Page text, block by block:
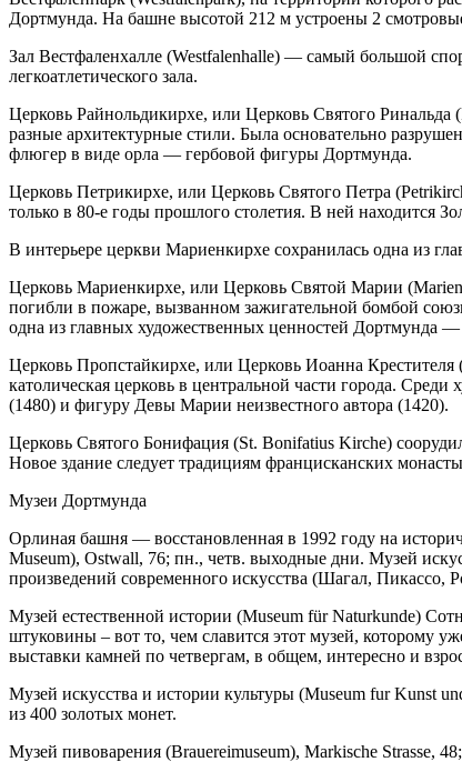
Дортмунда. На башне высотой 212 м устроены 2
Зал Вестфаленхалле (Westfalenhalle) — самый большой
легкоатлетического зала.
Церковь Райнольдикирхе, или Церковь Святого Ринальда
разные архитектурные стили. Была основательно
флюгер в виде орла — гербовой фигуры Дортмунда.
Церковь Петрикирхе, или Церковь Святого Петра
только в 80-е годы прошлого столетия. В ней находится
В интерьере церкви Мариенкирхе сохранилась одна из
Церковь Мариенкирхе, или Церковь Святой Марии
погибли в пожаре, вызванном зажигательной бомбой
одна из главных художественных ценностей Дортмунда
Церковь Пропстайкирхе, или Церковь Иоанна
католическая церковь в центральной части города.
(1480) и фигуру Девы Марии неизвестного автора (1420).
Церковь Святого Бонифация (St. Bonifatius Kirche)
Новое здание следует традициям францисканских
Музеи Дортмунда
Орлиная башня — восстановленная в 1992 году на
Museum), Ostwall, 76; пн., четв. выходные дни. Музей
произведений современного искусства (Шагал, Пикассо,
Музей естественной истории (Museum für Naturkunde)
штуковины – вот то, чем славится этот музей, которому
выставки камней по четвергам, в общем, интересно и
Музей искусства и истории культуры (Museum fur Kunst
из 400 золотых монет.
Музей пивоварения (Brauereimuseum), Markische Strasse,